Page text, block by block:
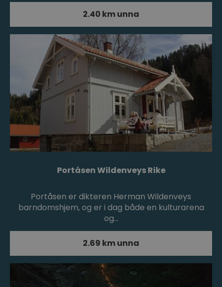
2.40 km unna
Portåsen Wildenveys Rike
Portåsen er dikteren Herman Wildenveys
barndomshjem, og er i dag både en kulturarena
og…
2.69 km unna